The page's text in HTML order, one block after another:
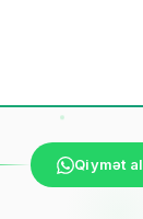
Qiymət al